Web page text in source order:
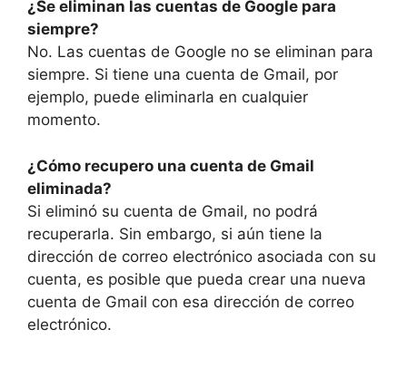
¿Se eliminan las cuentas de Google para
siempre?
No. Las cuentas de Google no se eliminan para
siempre. Si tiene una cuenta de Gmail, por
ejemplo, puede eliminarla en cualquier
momento.
¿Cómo recupero una cuenta de Gmail
eliminada?
Si eliminó su cuenta de Gmail, no podrá
recuperarla. Sin embargo, si aún tiene la
dirección de correo electrónico asociada con su
cuenta, es posible que pueda crear una nueva
cuenta de Gmail con esa dirección de correo
electrónico.